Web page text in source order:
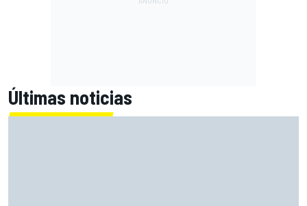
Últimas noticias